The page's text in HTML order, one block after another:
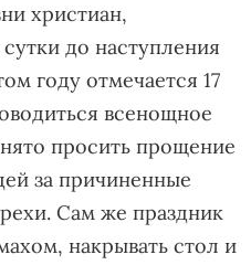
христиан,
до наступления
году отмечается 17
всенощное
просить прощение
за причиненные
Сам же праздник
накрывать стол и